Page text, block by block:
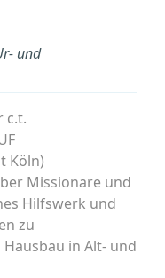
und
c.t.
Köln)
Missionare und
Hilfswerk und
zu
in Alt- und